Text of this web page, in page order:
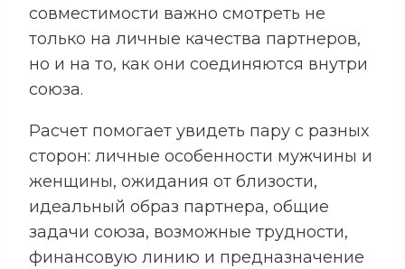
совместимости важно смотреть не
только на личные качества партнеров,
но и на то, как они соединяются внутри
союза.
Расчет помогает увидеть пару с разных
сторон: личные особенности мужчины и
женщины, ожидания от близости,
идеальный образ партнера, общие
задачи союза, возможные трудности,
финансовую линию и предназначение